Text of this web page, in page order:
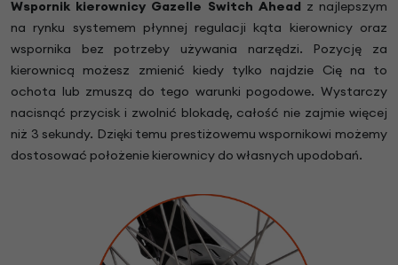
Wspornik kierownicy Gazelle Switch Ahead z najlepszym
na rynku systemem płynnej regulacji kąta kierownicy oraz
wspornika bez potrzeby używania narzędzi. Pozycję za
kierownicą możesz zmienić kiedy tylko najdzie Cię na to
ochota lub zmuszą do tego warunki pogodowe. Wystarczy
nacisnąć przycisk i zwolnić blokadę, całość nie zajmie więcej
niż 3 sekundy. Dzięki temu prestiżowemu wspornikowi możemy
dostosować położenie kierownicy do własnych upodobań.